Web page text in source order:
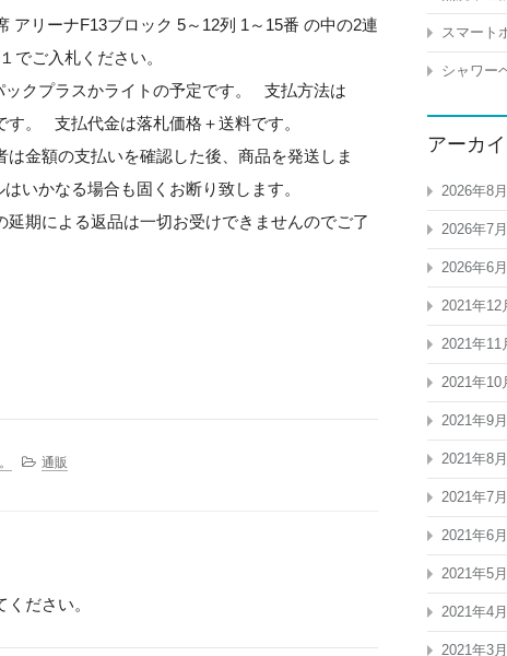
リーナF13ブロック 5～12列 1～15番 の中の2連
ご入札ください。
クプラスかライトの予定です。 支払方法は
す。 支払代金は落札価格＋送料です。
金額の支払いを確認した後、商品を発送しま
いかなる場合も固くお断り致します。
期による返品は一切お受けできませんのでご了
通販
ください。
スマート
シャワー
アーカ
2026年8月
2026年7月
2026年6月
2021年12
2021年11
2021年10
2021年9月
2021年8月
2021年7月
2021年6月
2021年5月
2021年4月
2021年3月